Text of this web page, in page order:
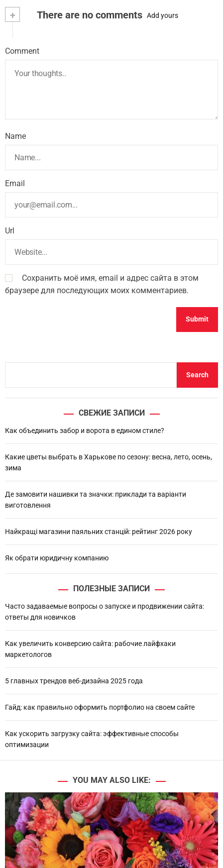
+ There are no comments Add yours
Comment
Name
Email
Url
Сохранить моё имя, email и адрес сайта в этом
браузере для последующих моих комментариев.
h
Search
СВЕЖИЕ ЗАПИСИ
Как объединить забор и ворота в едином стиле?
Какие цветы выбрать в Харькове по сезону: весна, лето, осень,
зима
Де замовити нашивки та значки: приклади та варіанти
виготовлення
Найкращі магазини паяльних станцій: рейтинг 2026 року
Як обрати юридичну компанию
ПОЛЕЗНЫЕ ЗАПИСИ
Часто задаваемые вопросы о запуске и продвижении сайта:
ответы для новичков
Как увеличить конверсию сайта: рабочие лайфхаки
маркетологов
5 главных трендов веб-дизайна 2025 года
Гайд: как правильно оформить портфолио на своем сайте
Как ускорить загрузку сайта: эффективные способы
оптимизации
YOU MAY ALSO LIKE: